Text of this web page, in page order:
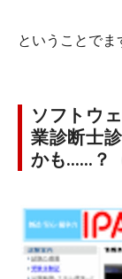
ということでま
ソフトウ
業診断士
かも……？